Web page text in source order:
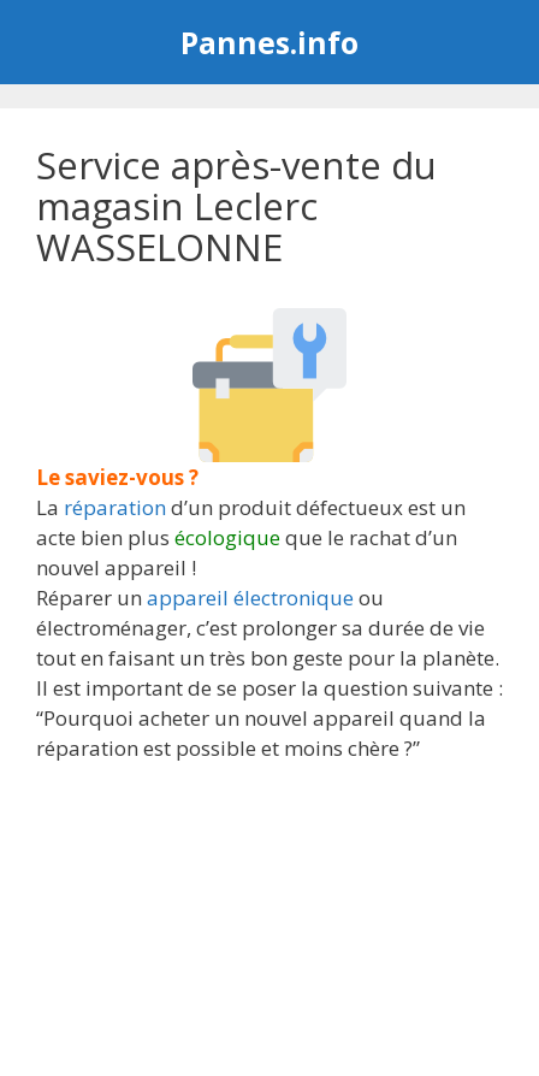
Pannes.info
Service après-vente du
magasin Leclerc
WASSELONNE
Le saviez-vous ?
La réparationd’un produit défectueux est un
acte bien plus écologiqueque le rachat d’un
nouvel appareil !
Réparer un appareil électroniqueou
électroménager, c’est prolonger sa durée de vie
tout en faisant un très bon geste pour la planète.
Il est important de se poser la question suivante :
“Pourquoi acheter un nouvel appareil quand la
réparation est possible et moins chère ?”